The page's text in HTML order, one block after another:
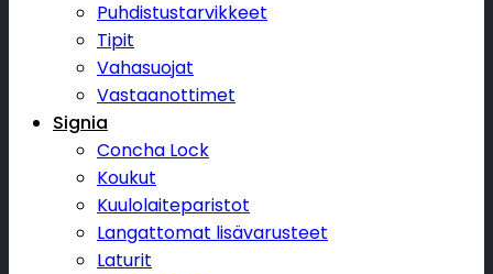
Puhdistustarvikkeet
Tipit
Vahasuojat
Vastaanottimet
Signia
Concha Lock
Koukut
Kuulolaiteparistot
Langattomat lisävarusteet
Laturit